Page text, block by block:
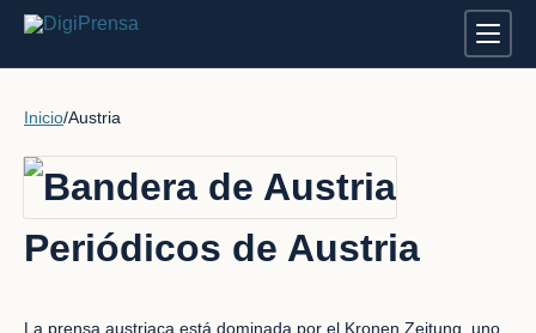
Inicio/Austria
Periódicos de Austria
La prensa austriaca está dominada por el Kronen Zeitung, uno